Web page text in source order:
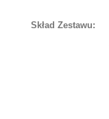
Skład Zestawu: